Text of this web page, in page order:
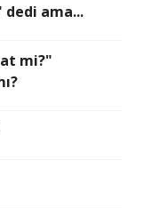
dedi ama...
mi?"